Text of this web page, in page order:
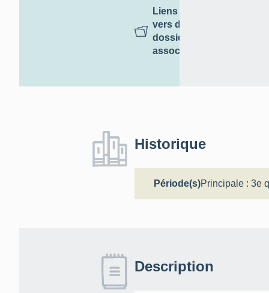
Liens
vers des
dossiers
associés
Historique
Période(s)Principale : 3e
Description